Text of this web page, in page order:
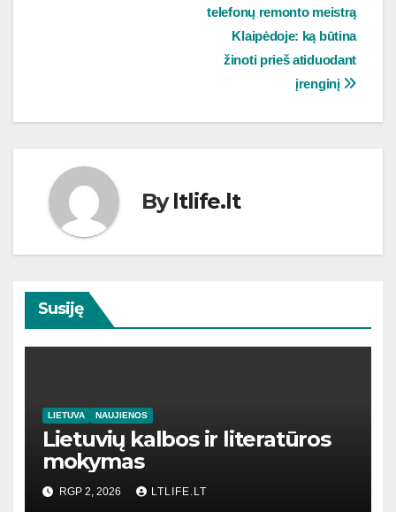
telefonų remonto meistrą
Klaipėdoje: ką būtina
žinoti prieš atiduodant
įrenginį
Byltlife.lt
Susiję
LIETUVA NAUJIENOS
Lietuvių kalbos ir literatūros
mokymas
RGP 2, 2026 LTLIFE.LT